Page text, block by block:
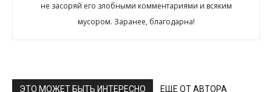
не засоряй его злобными комментариями и всяким
мусором. Заранее, благодарна!
ЭТО МОЖЕТ БЫТЬ ИНТЕРЕСНО ЕЩЕ ОТ АВТОРА